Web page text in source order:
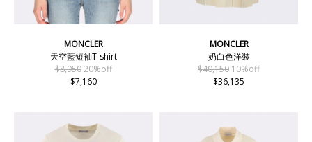
MONCLER
天空藍短袖T-shirt
$8,950 20%off
$7,160
MONCLER
奶白色洋裝
$40,150 10%off
$36,135